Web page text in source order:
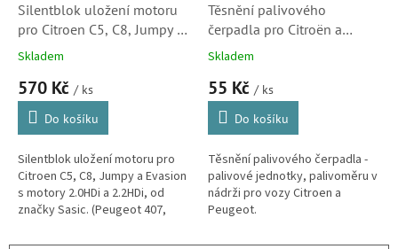
Silentblok uložení motoru
pro Citroen C5, C8, Jumpy a
Evasion s motory 2.0HDi
Skladem
570 Kč / ks
Do košíku
Silentblok uložení motoru pro
Citroen C5, C8, Jumpy a Evasion
s motory 2.0HDi a 2.2HDi, od
značky Sasic. (Peugeot 407,
Těsnění palivového
čerpadla pro Citroën a
Peugeot (153141, 25204)
Skladem
55 Kč / ks
Do košíku
Těsnění palivového čerpadla -
palivové jednotky, palivoměru v
nádrži pro vozy Citroen a
Peugeot.